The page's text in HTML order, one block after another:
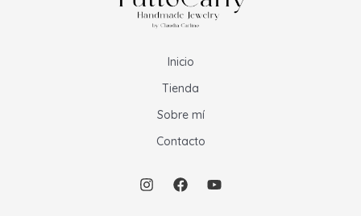
Inicio
Tienda
Sobre mí
Contacto